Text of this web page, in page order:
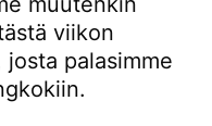
viikon
josta palasimme